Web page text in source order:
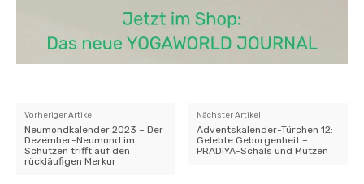
Vorheriger Artikel
Neumondkalender 2023 – Der
Dezember-Neumond im
Schützen trifft auf den
rückläufigen Merkur
Nächster Artikel
Adventskalender-Türchen 12:
Gelebte Geborgenheit –
PRADIYA-Schals und Mützen